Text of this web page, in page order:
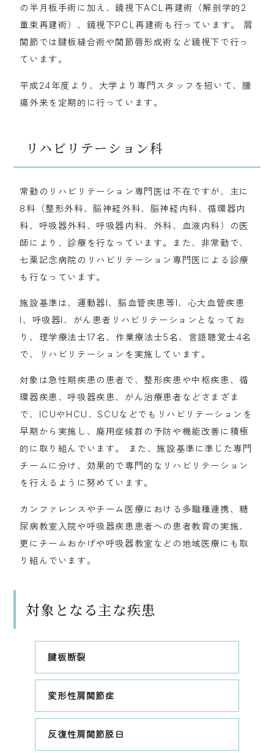
の半月板手術に加え、鏡視下ACL再建術（解剖学的2
重束再建術）、鏡視下PCL再建術も行っています。 肩
関節では腱板縫合術や関節唇形成術など鏡視下で行っ
ています。
平成24年度より、大学より専門スタッフを招いて、腫
瘍外来を定期的に行っています。
リハビリテーション科
常勤のリハビリテーション専門医は不在ですが、主に
8科（整形外科、脳神経外科、脳神経内科、循環器内
科、呼吸器外科、呼吸器内科、外科、血液内科）の医
師により、診療を行なっています。また、非常勤で、
七栗記念病院のリハビリテーション専門医による診療
も行なっています。
施設基準は、運動器I、脳血管疾患等I、心大血管疾患
I、呼吸器I、がん患者リハビリテーションとなってお
り、理学療法士17名、作業療法士5名、言語聴覚士4名
で、リハビリテーションを実施しています。
対象は急性期疾患の患者で、整形疾患や中枢疾患、循
環器疾患、呼吸器疾患、がん治療患者などさまざま
で、ICUやHCU、SCUなどでもリハビリテーションを
早期から実施し、廃用症候群の予防や機能改善に積極
的に取り組んでいます。 また、施設基準に準じた専門
チームに分け、効果的で専門的なリハビリテーション
を行えるように努めています。
カンファレンスやチーム医療における多職種連携、糖
尿病教室入院や呼吸器疾患患者への患者教育の実施、
更にチームおかげや呼吸器教室などの地域医療にも取
り組んでいます。
対象となる主な疾患
腱板断裂
変形性肩関節症
反復性肩関節脱臼